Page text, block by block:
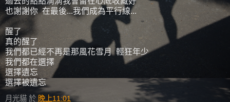
也謝謝你 在最後...我們成為平行線...
醒了
真的醒了
我們都已經不再是那風花雪月 輕狂年少
我們都在選擇
選擇遺忘
選擇被遺忘
月光貓 於 晚上11:01